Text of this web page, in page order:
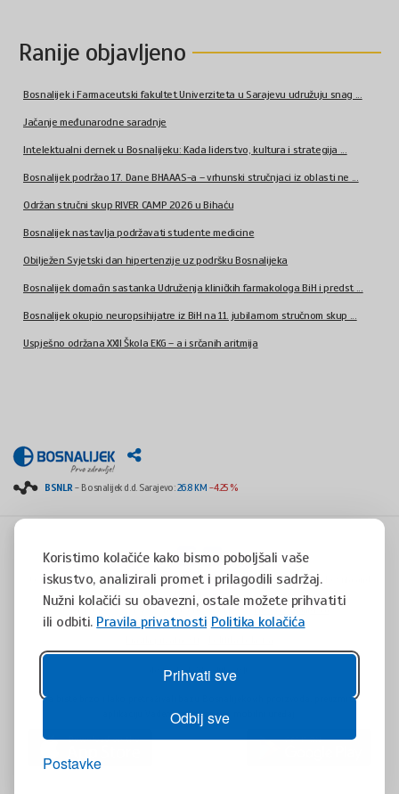
Koristimo kolačiće kako bismo poboljšali vaše
iskustvo, analizirali promet i prilagodili sadržaj.
Nužni kolačići su obavezni, ostale možete prihvatiti
ili odbiti. Pravila privatnosti Politika kolačića
Prihvati sve
Odbij sve
Postavke
Ranije objavljeno
Bosnalijek i Farmaceutski fakultet Univerziteta u Sarajevu udružuju snag ...
Jačanje međunarodne saradnje
Intelektualni dernek u Bosnalijeku: Kada liderstvo, kultura i strategija ...
Bosnalijek podržao 17. Dane BHAAAS-a – vrhunski stručnjaci iz oblasti ne ...
Održan stručni skup RIVER CAMP 2026 u Bihaću
Bosnalijek nastavlja podržavati studente medicine
Obilježen Svjetski dan hipertenzije uz podršku Bosnalijeka
Bosnalijek domaćin sastanka Udruženja kliničkih farmakologa BiH i predst ...
Bosnalijek okupio neuropsihijatre iz BiH na 11. jubilarnom stručnom skup ...
Uspješno održana XXII Škola EKG – a i srčanih aritmija
BSNLR- Bosnalijek d.d. Sarajevo:26.8 KM -4.25 %
Copyright © 2008 - 2017 - All rights reserved - Jukićeva 53, 71000 Sarajevo, Bosnia and
Herzegovina
tel. +387(0)33 254 400 - fax. +387(0)33 814 253 -info@bosnalijek.ba
design byDWS- July 2016
Da biste brzo i lako pretraživali bazu Bosnalijekovih proizvoda, preuzmite
aplikaciju Vademaecum za Vaš mobilni uređaj.